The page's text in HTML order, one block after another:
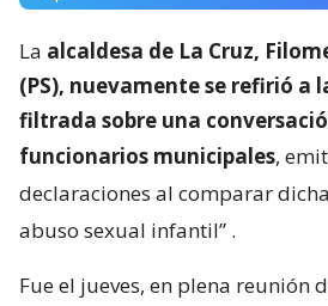
La alcaldesa de La Cruz,
(PS), nuevamente se refirió a
filtrada sobre una
funcionarios municipales,
declaraciones al comparar
abuso sexual infantil” .
Fue el jueves, en plena reunión